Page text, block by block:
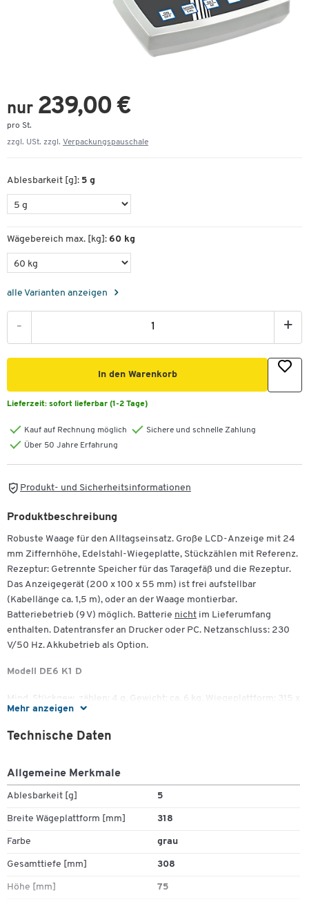
nur 239,00 €
pro St.
zzgl. USt. zzgl. Verpackungspauschale
Ablesbarkeit [g]: 5 g
Wägebereich max. [kg]: 60 kg
alle Varianten anzeigen
- +
In den Warenkorb
Lieferzeit: sofort lieferbar (1-2 Tage)
Kauf auf Rechnung möglich
Sichere und schnelle Zahlung
Über 50 Jahre Erfahrung
Produkt- und Sicherheitsinformationen
Mehr anzeigen
Produktbeschreibung
Robuste Waage für den Alltagseinsatz. Große LCD-Anzeige mit 24
mm Ziffernhöhe, Edelstahl-Wiegeplatte, Stückzählen mit Referenz.
Rezeptur: Getrennte Speicher für das Taragefäß und die Rezeptur.
Das Anzeigegerät (200 x 100 x 55 mm) ist frei aufstellbar
(Kabellänge ca. 1,5 m), oder an der Waage montierbar.
Batteriebetrieb (9 V) möglich. Batterie nicht im Lieferumfang
enthalten. Datentransfer an Drucker oder PC. Netzanschluss: 230
V/50 Hz. Akkubetrieb als Option.
Modell DE6 K1 D
Mind. Stückgew. zählen: 4 g, Gewicht: ca. 6 kg, Wiegeplattform: 315 x
305 mm
Modell DE15 K2 D
Mind. Stückgew. zählen: 10 g, Gewicht: ca. 6 kg, Wiegeplattform: 315
x 305 mm
Mind. Stückgew. zählen: 10 g, Gewicht: ca. 6 kg, Wiegeplattform: 315
Technische Daten
Allgemeine Merkmale
Ablesbarkeit [g] 5
Breite Wägeplattform [mm] 318
Farbe grau
Gesamttiefe [mm] 308
Höhe [mm] 75